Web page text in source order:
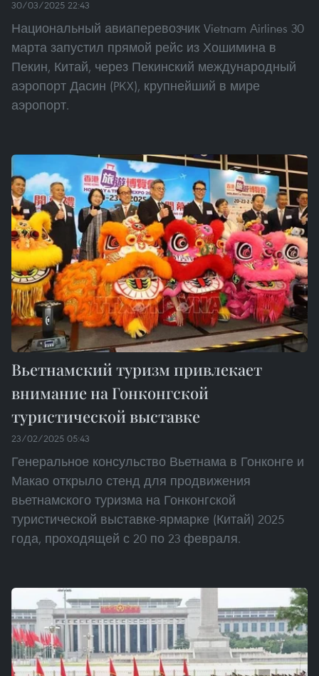
30/03/2025 22:43
Национальный авиаперевозчик Vietnam Airlines 30
марта запустил прямой рейс из Хошимина в
Пекин, Китай, через Пекинский международный
аэропорт Дасин (PKX), крупнейший в мире
аэропорт.
Вьетнамский туризм привлекает
внимание на Гонконгской
туристической выставке
23/02/2025 05:43
Генеральное консульство Вьетнама в Гонконге и
Макао открыло стенд для продвижения
вьетнамского туризма на Гонконгской
туристической выставке-ярмарке (Китай) 2025
года, проходящей с 20 по 23 февраля.